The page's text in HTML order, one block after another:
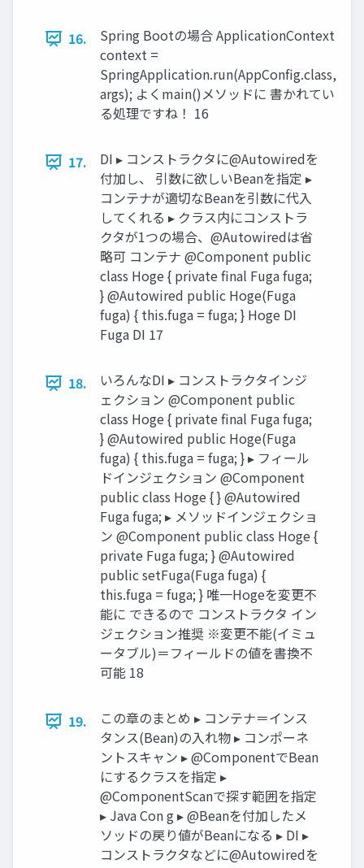
16.
Spring Bootの場合 ApplicationContext
context =
SpringApplication.run(AppConfig.class,
args); よくmain()メソッドに 書かれてい
る処理ですね！ 16
17.
DI ▸ コンストラクタに@Autowiredを
付加し、 引数に欲しいBeanを指定 ▸
コンテナが適切なBeanを引数に代入
してくれる ▸ クラス内にコンストラ
クタが1つの場合、@Autowiredは省
略可 コンテナ @Component public
class Hoge { private final Fuga fuga;
} @Autowired public Hoge(Fuga
fuga) { this.fuga = fuga; } Hoge DI
Fuga DI 17
18.
いろんなDI ▸ コンストラクタインジ
ェクション @Component public
class Hoge { private final Fuga fuga;
} @Autowired public Hoge(Fuga
fuga) { this.fuga = fuga; } ▸ フィール
ドインジェクション @Component
public class Hoge { } @Autowired
Fuga fuga; ▸ メソッドインジェクショ
ン @Component public class Hoge {
private Fuga fuga; } @Autowired
public setFuga(Fuga fuga) {
this.fuga = fuga; } 唯一Hogeを変更不
能に できるので コンストラクタ イン
ジェクション推奨 ※変更不能(イミュ
ータブル)＝フィールドの値を書換不
可能 18
19.
この章のまとめ ▸ コンテナ＝インス
タンス(Bean)の入れ物 ▸ コンポーネ
ントスキャン ▸ @ComponentでBean
にするクラスを指定 ▸
@ComponentScanで探す範囲を指定
▸ Java Con g ▸ @Beanを付加したメ
ソッドの戻り値がBeanになる ▸ DI ▸
コンストラクタなどに@Autowiredを